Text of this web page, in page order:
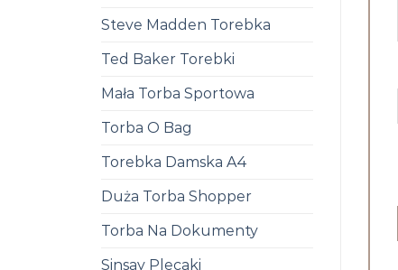
Steve Madden Torebka
Ted Baker Torebki
Mała Torba Sportowa
Torba O Bag
Torebka Damska A4
Duża Torba Shopper
Torba Na Dokumenty
Sinsay Plecaki